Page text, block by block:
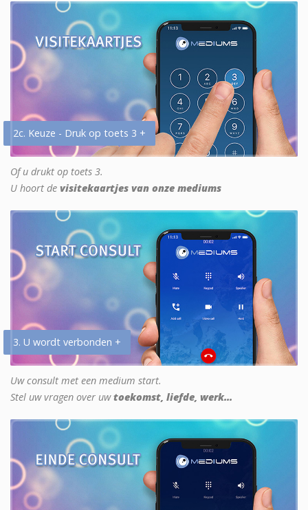
2c. Keuze - Druk op toets 3 +
Of u drukt op toets 3.
U hoort de visitekaartjes van onze mediums
3. U wordt verbonden +
Uw consult met een medium start.
Stel uw vragen over uwtoekomst, liefde, werk...